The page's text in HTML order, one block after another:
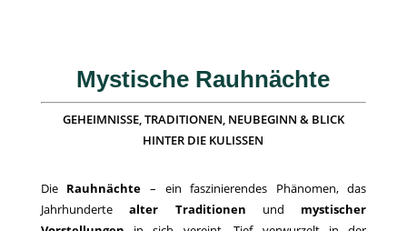
Mystische Rauhnächte
GEHEIMNISSE, TRADITIONEN, NEUBEGINN & BLICK
HINTER DIE KULISSEN
Die Rauhnächte – ein faszinierendes Phänomen, das
Jahrhundertealter Traditionen und mystischer